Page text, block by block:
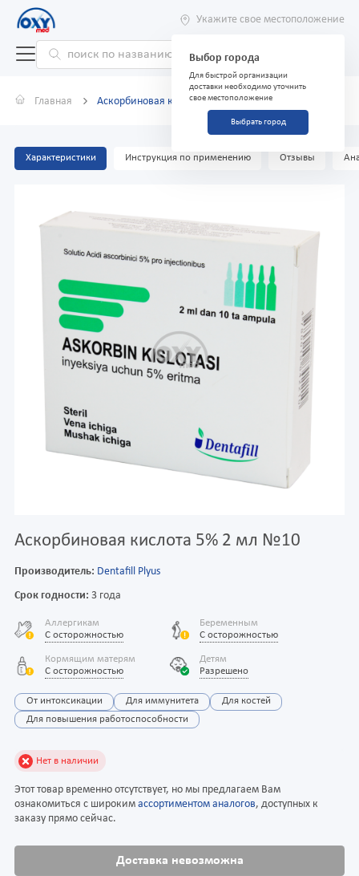
Укажите свое местоположение
Выбор города
Для быстрой организации
доставки необходимо уточнить
свое местоположение
Выбрать город
Главная Аскорбиновая кислота 5% 2 мл №10
Характеристики Инструкция по применению Отзывы
Аскорбиновая кислота 5% 2 мл №10
Производитель: Dentafill Plyus
Срок годности: 3 года
Аллергикам
С осторожностью
Беременным
С осторожностью
Кормящим матерям
С осторожностью
Детям
Разрешено
От интоксикации Для иммунитета
Для костей
Для повышения работоспособности
Нет в наличии
Этот товар временно отсутствует, но мы предлагаем Вам
ознакомиться с широким ассортиментом аналогов, доступных к
заказу прямо сейчас.
Доставка невозможна